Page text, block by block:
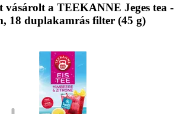
vásárolt a TEEKANNE Jeges tea -
18 duplakamrás filter (45 g)